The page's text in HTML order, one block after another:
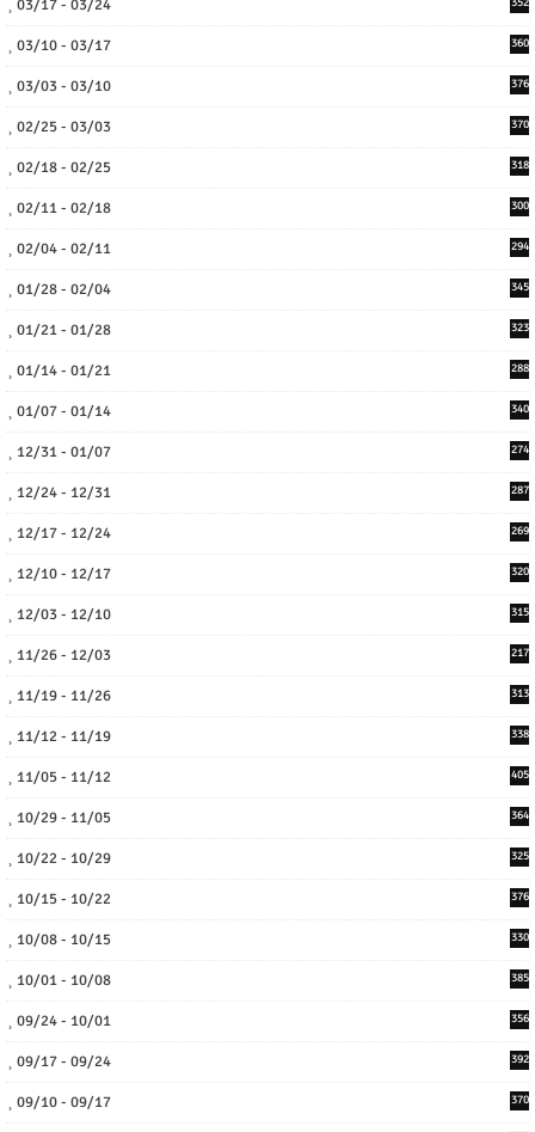
03/17 - 03/24
03/10 - 03/17 360
03/03 - 03/10 376
02/25 - 03/03 370
02/18 - 02/25 318
02/11 - 02/18 300
02/04 - 02/11 294
01/28 - 02/04 345
01/21 - 01/28 323
01/14 - 01/21 288
01/07 - 01/14 340
12/31 - 01/07 274
12/24 - 12/31 287
12/17 - 12/24 269
12/10 - 12/17 320
12/03 - 12/10 315
11/26 - 12/03 217
11/19 - 11/26 313
11/12 - 11/19 338
11/05 - 11/12 405
10/29 - 11/05 364
10/22 - 10/29 325
10/15 - 10/22 376
10/08 - 10/15 330
10/01 - 10/08 385
09/24 - 10/01 356
09/17 - 09/24 392
09/10 - 09/17 370